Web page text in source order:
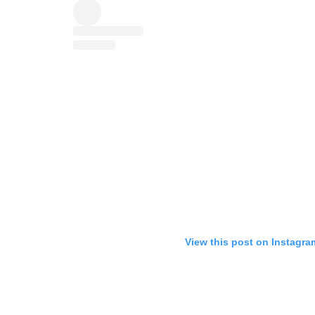
View this post on